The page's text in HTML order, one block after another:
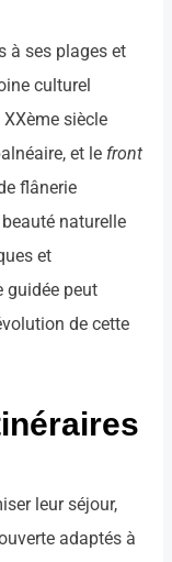
à ses plages et
culturel
siècle
et le front
flânerie
naturelle
et
guidée peut
de cette
leur séjour,
adaptés à